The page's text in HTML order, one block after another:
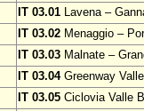
IT 03.01 Lavena –
IT 03.02 Menaggio –
IT 03.03 Malnate –
IT 03.04Greenway
IT 03.05 Ciclovia Valle